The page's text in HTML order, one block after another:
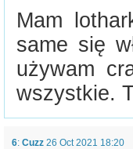
Mam
same się
używam
wszystkie.
6: Cuzz 26 Oct 2021 18:20